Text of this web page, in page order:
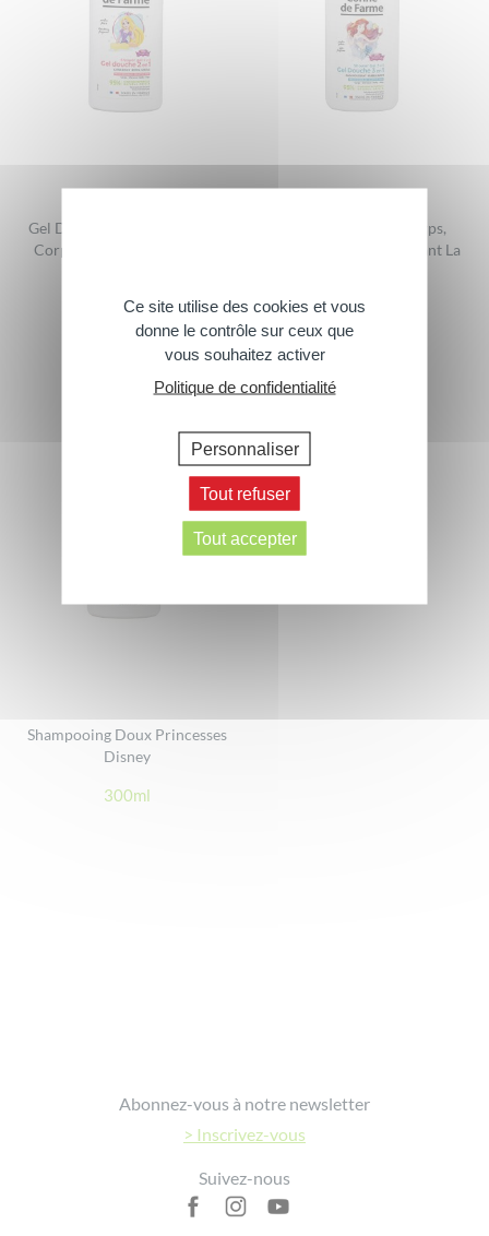
Gel Douche 2en1 Extra Doux
Corps & Cheveux Princesse
Gel douche 3 en 1 Corps,
Cheveux & Bain Moussant La
500 ml
Shampooing Doux Princesses
Disney
300ml
Abonnez-vous à notre newsletter
> Inscrivez-vous
Suivez-nous
Ce site utilise des cookies et vous
donne le contrôle sur ceux que
vous souhaitez activer
Politique de confidentialité
Personnaliser
Tout refuser
Tout accepter